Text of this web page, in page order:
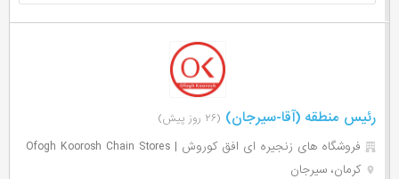
رئیس منطقه (آقا-سیرجان) (۲۶ روز پیش)
فروشگاه های زنجیره ای افق کوروش | Ofogh Koorosh Chain Stores
کرمان، سیرجان